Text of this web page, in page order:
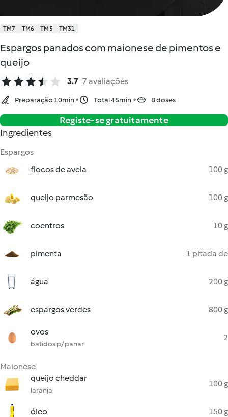
TM7 TM6 TM5 TM31
Espargos panados com maionese de pimentos e
queijo
3.7 7 avaliações
Preparação 10min Total 45min 8 doses
Registe-se gratuitamente
Ingredientes
Espargos
flocos de aveia
100 g
queijo parmesão 100 g
coentros 10 g
pimenta 1 pitada de
água 200 g
espargos verdes 800 g
ovos
batidos p/ panar
2
Maionese
queijo cheddar
laranja
100 g
óleo 150 g